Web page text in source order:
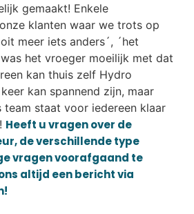
gemaakt! Enkele
klanten waar we trots op
meer iets anders´, ´het
het vroeger moeilijk met dat
kan thuis zelf Hydro
kan spannend zijn, maar
team staat voor iedereen klaar
Heeft u vragen over de
de verschillende type
vragen voorafgaand te
altijd een bericht via